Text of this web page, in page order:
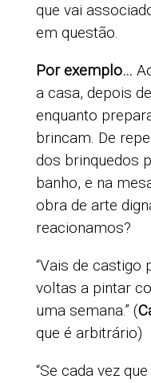
que vai
em questão.
Por exemplo…
a casa, depois
enquanto
brincam. De
dos brinquedos
banho, e na
obra de arte
reacionamos?
“Vais de castigo
voltas a pintar
uma semana.” (
que é arbitrário)
“Se cada vez